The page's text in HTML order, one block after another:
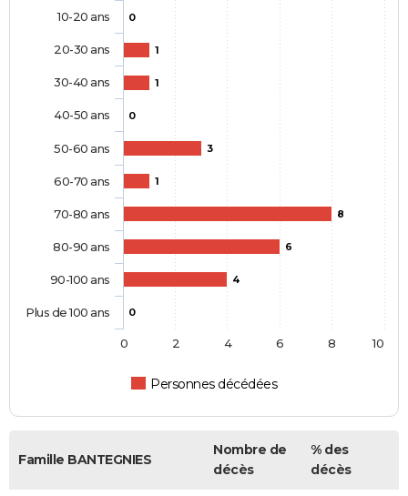
0
1
1
0
3
1
8
6
4
0
Personnes décédées
10-20 ans
20-30 ans
30-40 ans
40-50 ans
50-60 ans
60-70 ans
70-80 ans
80-90 ans
90-100 ans
Plus de 100 ans
0 2 4 6 8 10
Famille BANTEGNIES
Nombre de
décès
% des
décès